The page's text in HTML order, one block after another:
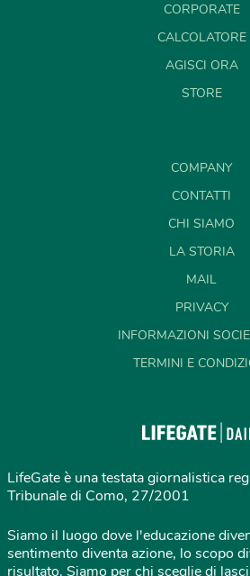
CORPORATE
CALCOLATORE
AGISCI ORA
STORE
COMPANY
CONTATTI
CHI SIAMO
LA STORIA
MAIL
PRIVACY
INFORMAZIONI
TERMINI E
LifeGate è una testata giornalistica
Tribunale di Como, 27/2001
Siamo il luogo dove l'educazione
sentimento diventa azione, lo scopo
risultato. Siamo per chi sceglie di